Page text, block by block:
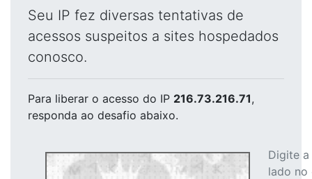
Seu IP fez diversas tentativas de
acessos suspeitos a sites hospedados
conosco.
Para liberar o acesso do IP 216.73.216.71,
responda ao desafio abaixo.
Digite
lado no